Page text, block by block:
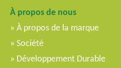
À propos de nous
À propos de la marque
Société
Développement Durable